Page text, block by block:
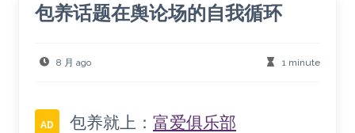
包养话题在舆论场的自我循环
8 月 ago 1 minute
AD 包养就上： 富爱俱乐部